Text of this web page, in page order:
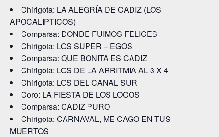
Chirigota: LA ALEGRÍA DE CADIZ (LOS
APOCALIPTICOS)
Comparsa: DONDE FUIMOS FELICES
Chirigota: LOS SUPER – EGOS
Comparsa: QUE BONITA ES CADIZ
Chirigota: LOS DE LA ARRITMIA AL 3 X 4
Chirigota: LOS DEL CANAL SUR
Coro: LA FIESTA DE LOS LOCOS
Comparsa: CÁDIZ PURO
Chirigota: CARNAVAL, ME CAGO EN TUS
MUERTOS